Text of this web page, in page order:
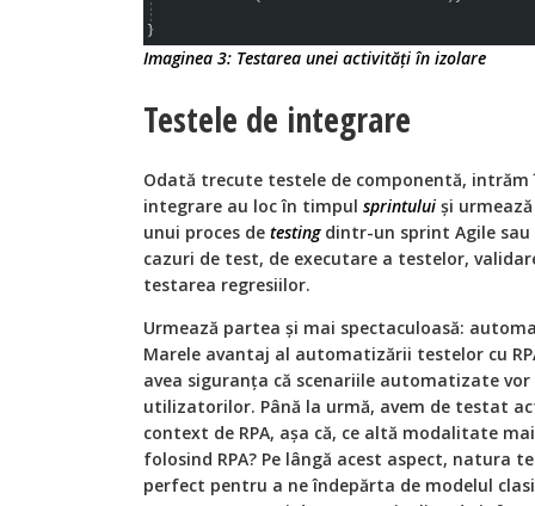
Imaginea 3: Testarea unei activități în izolare
Testele de integrare
Odată trecute testele de componentă,
integrare au loc în timpul sprintului și
unui proces de testingdintr-un sprint Agile sau
cazuri de test, de executare a testelor,
testarea regresiilor.
Urmează partea și mai spectaculoasă:
Marele avantaj al automatizării testelor cu
avea siguranța că scenariile automatizate
utilizatorilor. Până la urmă, avem de testat
context de RPA, așa că, ce altă modalitate
folosind RPA? Pe lângă acest aspect,
perfect pentru a ne îndepărta de modelul